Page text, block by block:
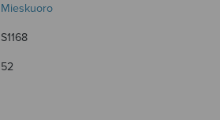
Mieskuoro
S1168
52